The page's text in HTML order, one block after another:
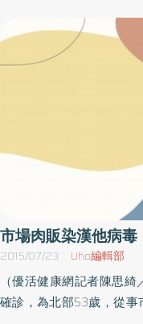
老鼠容易窩藏的空間。
手套及打開門窗，並以
潑灑於可能被污染的環境
醒民眾大掃除時，應留
潔、垃圾妥善分類，清
燒、結膜充血、虛弱2008
病例，多數為男性感染
症狀為突然且持續性發
厭食、嘔吐伴隨臉潮紅
白尿、低血壓或少尿，
後病況可改善。打掃前
死角的過程中，為避免
打掃前可先噴灑稀釋的
小時後再開始清掃，不只
易進入人體。3不措施防
讓鼠住、不讓鼠吃」3不
隨時做好環境清理，尤
如發現鼠類排泄物時，應
市場肉販染漢他病
2015/07/23 Uho編輯部
（優活健康網記者陳思
確診，為北部53歲，從事